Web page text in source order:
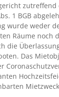
1 BGB
wurde weder
Räume noch
die
Das